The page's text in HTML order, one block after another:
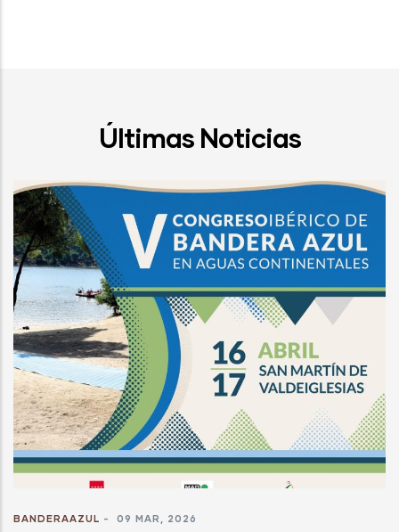
Últimas Noticias
BANDERAAZUL - 09 MAR, 2026